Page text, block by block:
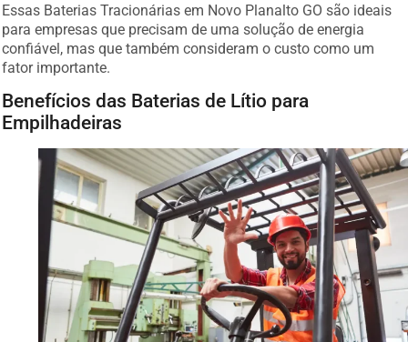
Essas Baterias Tracionárias em Novo Planalto GO são ideais
para empresas que precisam de uma solução de energia
confiável, mas que também consideram o custo como um
fator importante.
Benefícios das Baterias de Lítio para
Empilhadeiras